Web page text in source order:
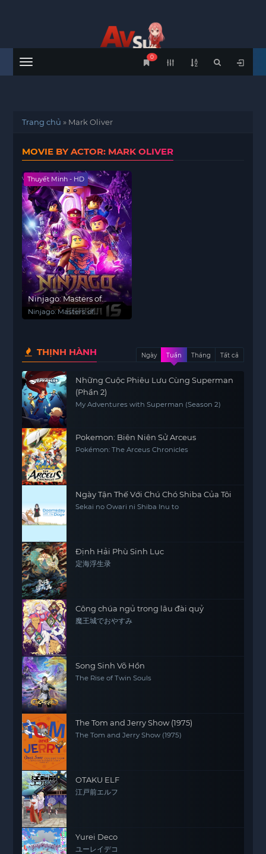
Menu
0
Trang chủ » Mark Oliver
MOVIE BY ACTOR: MARK OLIVER
Thuyết Minh - HD
Ninjago: Masters of
Spinjitzu (Phần 16)
Ninjago: Masters of
THỊNH HÀNH Ngày Tuần Tháng Tất cả
Những Cuộc Phiêu Lưu Cùng Superman
(Phần 2)
My Adventures with Superman (Season 2)
Pokemon: Biên Niên Sử Arceus
Pokémon: The Arceus Chronicles
Ngày Tận Thế Với Chú Chó Shiba Của Tôi
Sekai no Owari ni Shiba Inu to
Định Hải Phù Sinh Lục
定海浮生录
Công chúa ngủ trong lâu đài quỷ
魔王城でおやすみ
Song Sinh Võ Hồn
The Rise of Twin Souls
The Tom and Jerry Show (1975)
The Tom and Jerry Show (1975)
OTAKU ELF
江戸前エルフ
Yurei Deco
ユーレイデコ